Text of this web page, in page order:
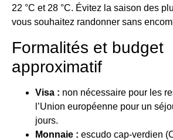
22 °C et 28 °C. Évitez la saison des
vous souhaitez randonner sans
Formalités et budget
approximatif
Visa : non nécessaire pour les
l’Union européenne pour un
jours.
Monnaie : escudo cap-verdien